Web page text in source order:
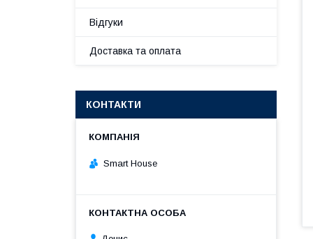
Відгуки
Доставка та оплата
КОНТАКТИ
Smart House